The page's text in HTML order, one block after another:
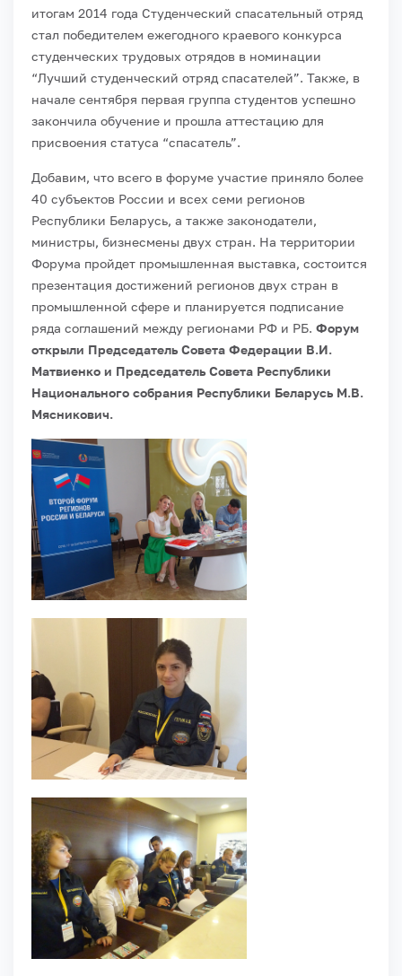
итогам 2014 года Студенческий спасательный отряд
стал победителем ежегодного краевого конкурса
студенческих трудовых отрядов в номинации
“Лучший студенческий отряд спасателей”. Также, в
начале сентября первая группа студентов успешно
закончила обучение и прошла аттестацию для
присвоения статуса “спасатель”.
Добавим, что всего в форуме участие приняло более
40 субъектов России и всех семи регионов
Республики Беларусь, а также законодатели,
министры, бизнесмены двух стран. На территории
Форума пройдет промышленная выставка, состоится
презентация достижений регионов двух стран в
промышленной сфере и планируется подписание
ряда соглашений между регионами РФ и РБ. Форум
открыли Председатель Совета Федерации В.И.
Матвиенко и Председатель Совета Республики
Национального собрания Республики Беларусь М.В.
Мясникович.